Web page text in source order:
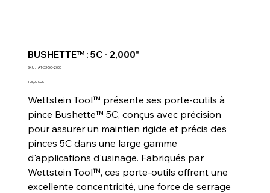
BUSHETTE™ : 5C - 2,000"
SKU : SKU
33-
A1-33-5C-2000
Prix
196,00 $US
Wettstein Tool™ présente ses porte-outils à
pince Bushette™ 5C, conçus avec précision
pour assurer un maintien rigide et précis des
pinces 5C dans une large gamme
d'applications d'usinage. Fabriqués par
Wettstein Tool™, ces porte-outils offrent une
excellente concentricité, une force de serrage